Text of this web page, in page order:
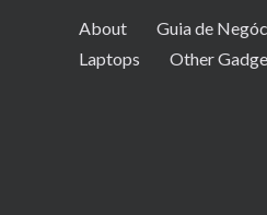
About
Guia de
Laptops
Other